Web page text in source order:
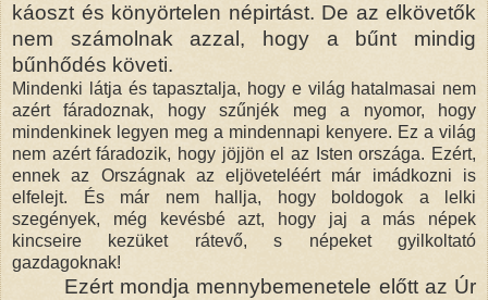
káoszt és könyörtelen népirtást. De az elkövetők
nem számolnak azzal, hogy a bűnt mindig
bűnhődés követi.
Mindenki látja és tapasztalja, hogy e világ hatalmasai nem
azért fáradoznak, hogy szűnjék meg a nyomor, hogy
mindenkinek legyen meg a mindennapi kenyere. Ez a világ
nem azért fáradozik, hogy jöjjön el az Isten országa. Ezért,
ennek az Országnak az eljöveteléért már imádkozni is
elfelejt. És már nem hallja, hogy boldogok a lelki
szegények, még kevésbé azt, hogy jaj a más népek
kincseire kezüket rátevő, s népeket gyilkoltató
gazdagoknak!
Ezért mondja mennybemenetele előtt az Úr